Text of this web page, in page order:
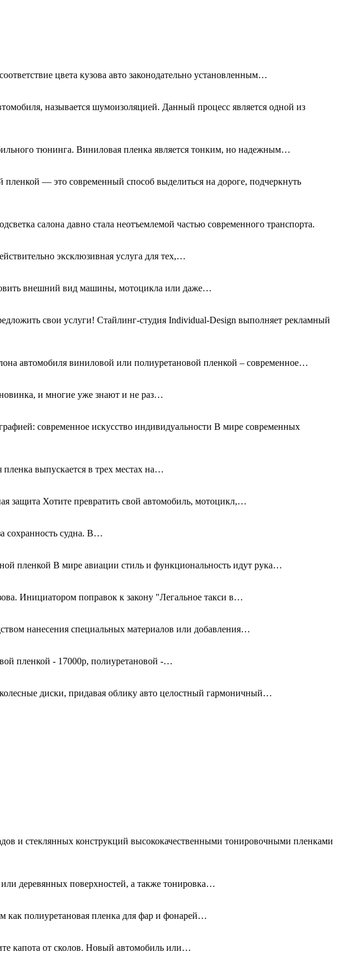
цвета кузова авто законодательно установленным…
называется шумоизоляцией. Данный процесс является одной из
тюнинга. Виниловая пленка является тонким, но надежным…
— это современный способ выделиться на дороге, подчеркнуть
салона давно стала неотъемлемой частью современного транспорта.
эксклюзивная услуга для тех,…
внешний вид машины, мотоцикла или даже…
свои услуги! Стайлинг-студия Individual-Design выполняет рекламный
автомобиля виниловой или полиуретановой пленкой – современное…
и многие уже знают и не раз…
современное искусство индивидуальности В мире современных
выпускается в трех местах на…
защита Хотите превратить свой автомобиль, мотоцикл,…
сохранность судна. В…
пленкой В мире авиации стиль и функциональность идут рука…
Инициатором поправок к закону "Легальное такси в…
нанесения специальных материалов или добавления…
пленкой - 17000р, полиуретановой -…
диски, придавая облику авто целостный гармоничный…
и стеклянных конструкций высококачественными тонировочными пленками
деревянных поверхностей, а также тонировка…
как полиуретановая пленка для фар и фонарей…
капота от сколов. Новый автомобиль или…